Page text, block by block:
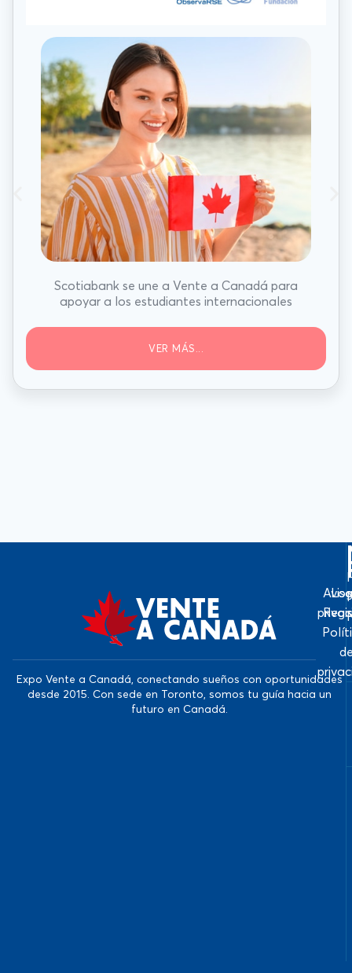
Scotiabank se une a Vente a Canadá para
apoyar a los estudiantes internacionales
VER MÁS...
Expo Vente a Canadá, conectando sueños con oportunidades
desde 2015. Con sede en Toronto, somos tu guía hacia un
futuro en Canadá.